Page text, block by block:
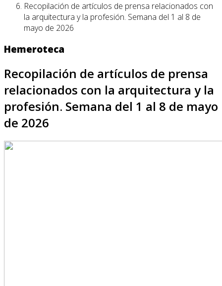
Recopilación de artículos de prensa relacionados con
la arquitectura y la profesión. Semana del 1 al 8 de
mayo de 2026
Hemeroteca
Recopilación de artículos de prensa
relacionados con la arquitectura y la
profesión. Semana del 1 al 8 de mayo
de 2026